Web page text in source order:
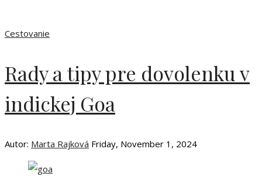
Cestovanie
Rady a tipy pre dovolenku v
indickej Goa
Autor: Marta Rajková Friday, November 1, 2024